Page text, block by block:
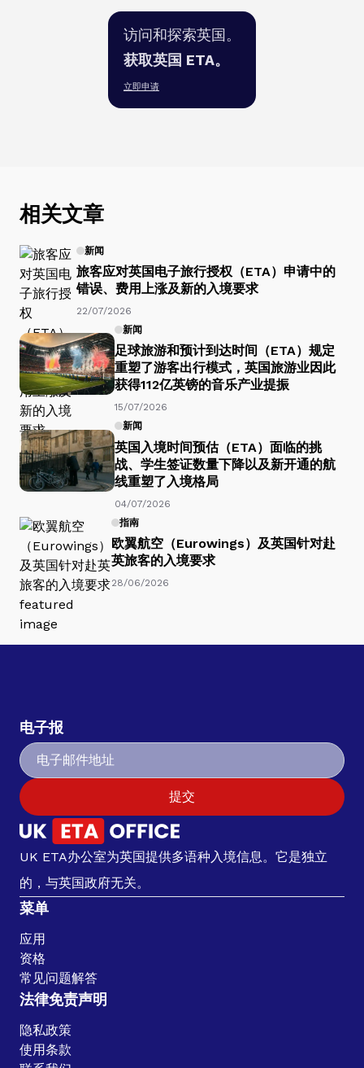
访问和探索英国。
获取英国 ETA。
立即申请
相关文章
新闻
旅客应对英国电子旅行授权（ETA）申请中的
错误、费用上涨及新的入境要求
22/07/2026
新闻
足球旅游和预计到达时间（ETA）规定
重塑了游客出行模式，英国旅游业因此
获得112亿英镑的音乐产业提振
15/07/2026
新闻
英国入境时间预估（ETA）面临的挑
战、学生签证数量下降以及新开通的航
线重塑了入境格局
04/07/2026
指南
欧翼航空（Eurowings）及英国针对赴
英旅客的入境要求
28/06/2026
电子报
提交
UK ETA办公室为英国提供多语种入境信息。它是独立
的，与英国政府无关。
菜单
应用
资格
常见问题解答
法律免责声明
隐私政策
使用条款